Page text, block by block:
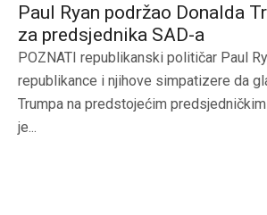
Paul Ryan podržao Donalda
za predsjednika SAD-a
POZNATI republikanski političar Paul
republikance i njihove simpatizere da
Trumpa na predstojećim
je...